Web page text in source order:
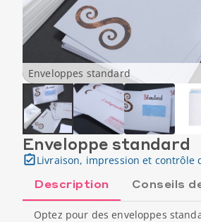
Enveloppes standard
Enveloppe standard
Livraison, impression et contrôle
Description Conseils
Optez pour des enveloppes